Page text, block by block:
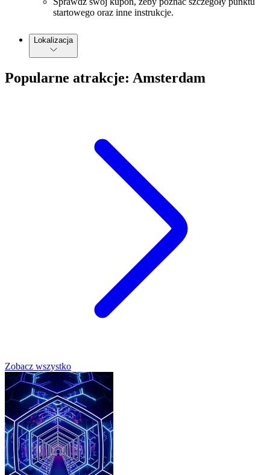
startowego oraz inne instrukcje.
Lokalizacja
Popularne atrakcje: Amsterdam
Zobacz wszystko